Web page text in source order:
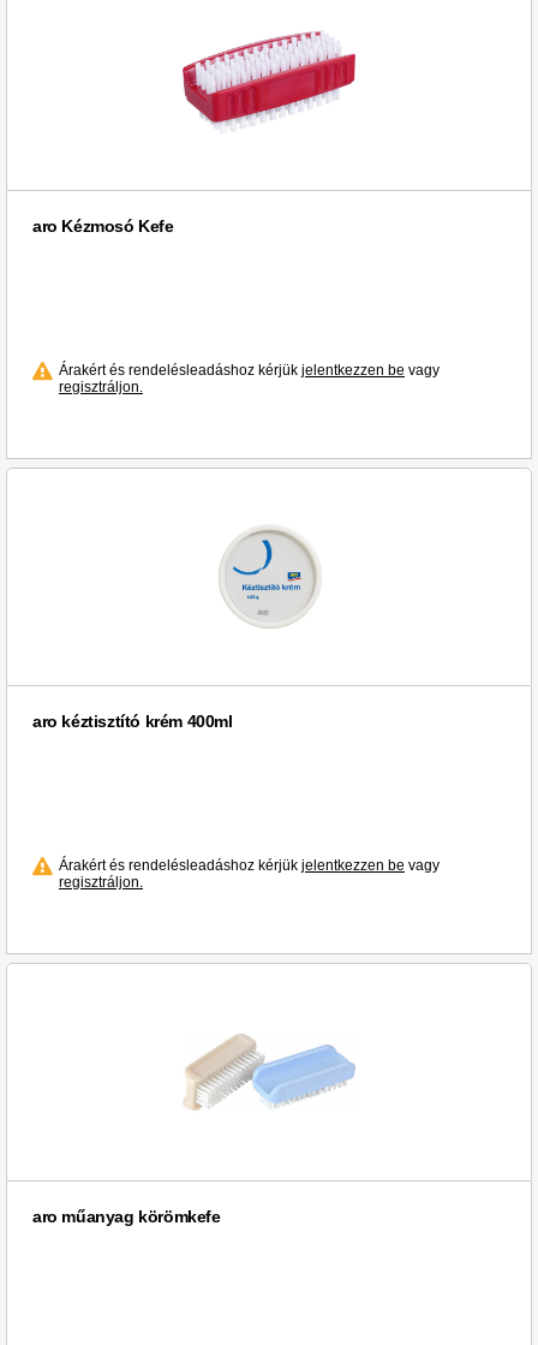
aro Kézmosó Kefe
Árakért és rendelésleadáshoz kérjük jelentkezzen be vagy
regisztráljon.
aro kéztisztító krém 400ml
Árakért és rendelésleadáshoz kérjük jelentkezzen be vagy
regisztráljon.
aro műanyag körömkefe